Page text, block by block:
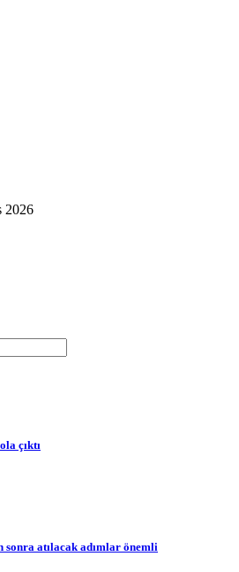
2026
çıktı
sonra atılacak adımlar önemli